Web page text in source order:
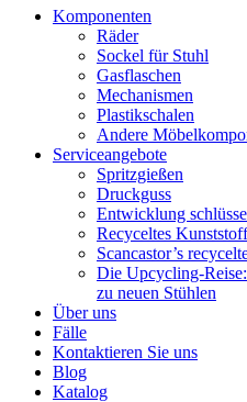
Komponenten
Räder
Sockel für Stuhl
Gasflaschen
Mechanismen
Plastikschalen
Andere
Serviceangebote
Spritzgießen
Druckguss
Entwicklung
Recyceltes
Scancastor’s
Die Upcycling-
zu neuen Stühlen
Über uns
Fälle
Kontaktieren Sie uns
Blog
Katalog